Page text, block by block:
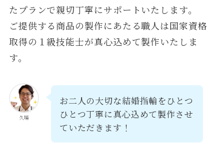
たプランで親切丁寧にサポートいたします。
ご提供する商品の製作にあたる職人は国家資格
取得の１級技能士が真心込めて製作いたしま
す。
久場
お二人の大切な結婚指輪をひとつ
ひとつ丁寧に真心込めて製作させ
ていただきます！